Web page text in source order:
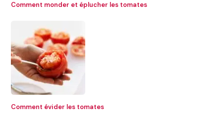
Comment monder et éplucher les tomates
Comment évider les tomates